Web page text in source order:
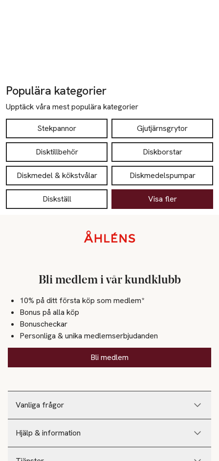
Populära kategorier
Upptäck våra mest populära kategorier
Stekpannor Gjutjärnsgrytor
Disktillbehör Diskborstar
Diskmedel & kökstvålar Diskmedelspumpar
Diskställ Visa fler
Vanliga frågor
Hjälp & information
Bli medlem i vår kundklubb
10% på ditt första köp som medlem*
Bonus på alla köp
Bonuscheckar
Personliga & unika medlemserbjudanden
Bli medlem